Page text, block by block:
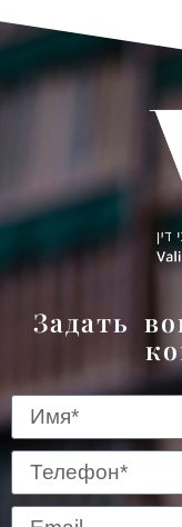
Задать